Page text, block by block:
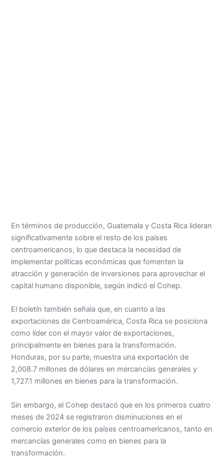
En términos de producción, Guatemala y Costa Rica lideran
significativamente sobre el resto de los países
centroamericanos, lo que destaca la necesidad de
implementar políticas económicas que fomenten la
atracción y generación de inversiones para aprovechar el
capital humano disponible, según indicó el Cohep.
El boletín también señala que, en cuanto a las
exportaciones de Centroamérica, Costa Rica se posiciona
como líder con el mayor valor de exportaciones,
principalmente en bienes para la transformación.
Honduras, por su parte, muestra una exportación de
2,008.7 millones de dólares en mercancías generales y
1,727.1 millones en bienes para la transformación.
Sin embargo, el Cohep destacó que en los primeros cuatro
meses de 2024 se registraron disminuciones en el
comercio exterior de los países centroamericanos, tanto en
mercancías generales como en bienes para la
transformación.